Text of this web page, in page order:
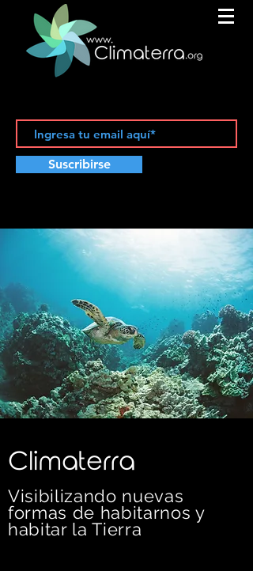
Suscribirse
C limaterra
Visibilizando nuevas
formas de habitarnos y
habitar la Tierra